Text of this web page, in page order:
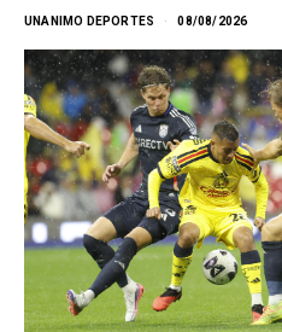
UNANIMO DEPORTES 08/08/2026